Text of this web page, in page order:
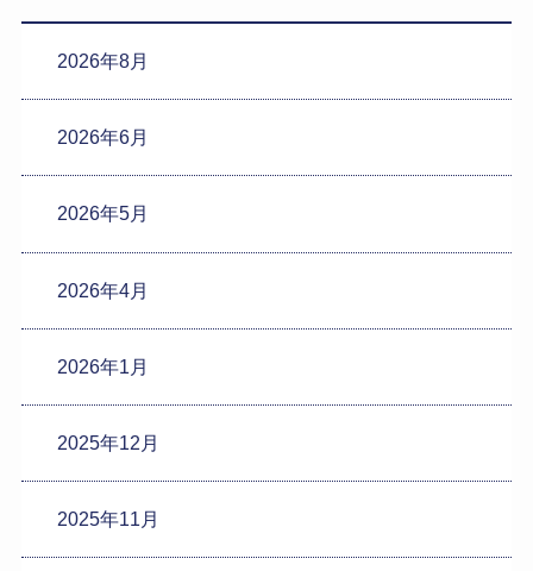
2026年8月
2026年6月
2026年5月
2026年4月
2026年1月
2025年12月
2025年11月